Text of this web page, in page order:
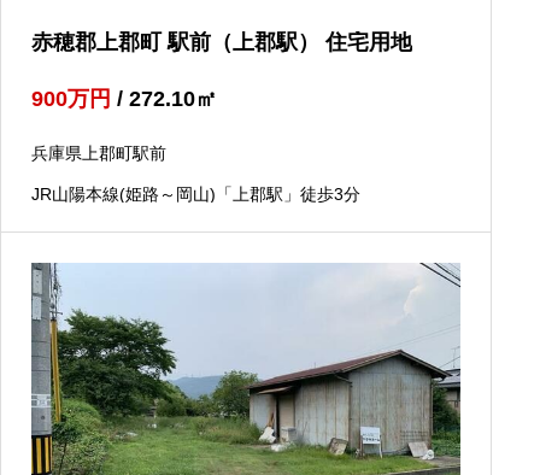
赤穂郡上郡町 駅前（上郡駅） 住宅用地
900万円 / 272.10㎡
兵庫県上郡町駅前
JR山陽本線(姫路～岡山)「上郡駅」徒歩3分